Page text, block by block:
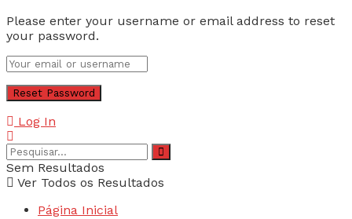
Please enter your username or email address to reset
your password.
Log In
Sem Resultados
Ver Todos os Resultados
Página Inicial